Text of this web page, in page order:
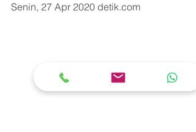
Senin, 27 Apr 2020 detik.com